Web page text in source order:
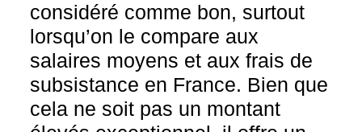
considéré comme bon, surtout
lorsqu’on le compare aux
salaires moyens et aux frais de
subsistance en France. Bien que
cela ne soit pas un montant